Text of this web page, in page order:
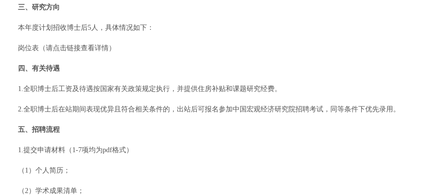
三、研究方向
本年度计划招收博士后5人，具体情况如下：
岗位表（请点击链接查看详情）
四、有关待遇
1.全职博士后工资及待遇按国家有关政策规定执行，并提供住房补贴和课题研究经费。
2.全职博士后在站期间表现优异且符合相关条件的，出站后可报名参加中国宏观经济研究院招聘考试，同等条件下优先录用。
五、招聘流程
1.提交申请材料（1-7项均为pdf格式）
（1）个人简历；
（2）学术成果清单；